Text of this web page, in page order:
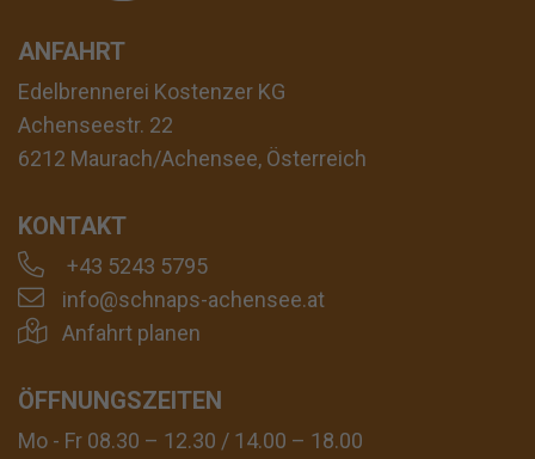
ANFAHRT
Edelbrennerei Kostenzer KG
Achenseestr. 22
6212 Maurach/Achensee, Österreich
KONTAKT
+43 5243 5795
info@schnaps-achensee.at
Anfahrt planen
ÖFFNUNGSZEITEN
Mo - Fr 08.30 – 12.30 / 14.00 – 18.00